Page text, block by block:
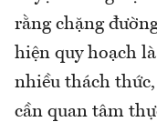
rằng chặng
hiện quy hoạch
nhiều thách
cần quan tâm